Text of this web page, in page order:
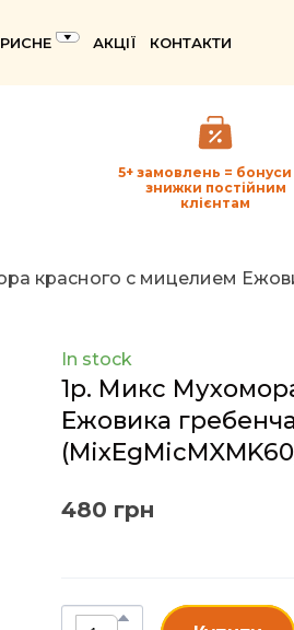
АКЦІЇ КОНТАКТИ
5+ замовлень = бонуси
знижки постійним
клієнтам
красного с мицелием
In stock
1p. Микс
Ежовика
480 грн